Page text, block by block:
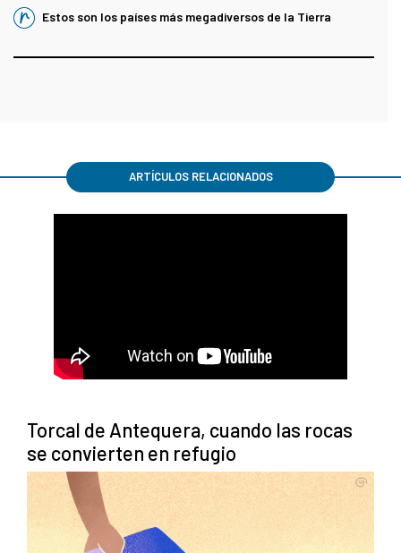
Estos son los países más megadiversos de la Tierra
ARTÍCULOS RELACIONADOS
Torcal de Antequera, cuando las rocas
se convierten en refugio